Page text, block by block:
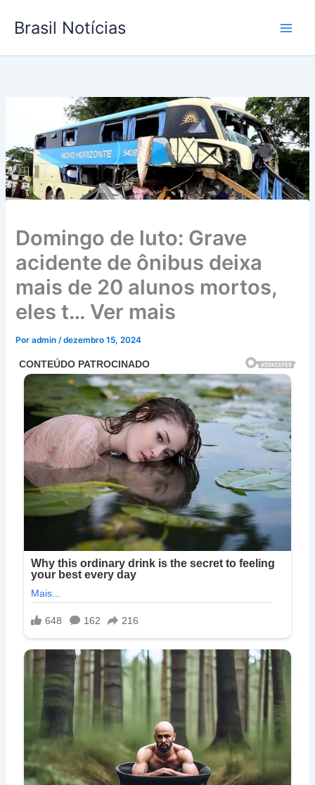
para
conteúdo
Brasil Notícias
Domingo de luto: Grave
acidente de ônibus deixa
mais de 20 alunos mortos,
eles t… Ver mais
Poradmin/dezembro 15, 2024